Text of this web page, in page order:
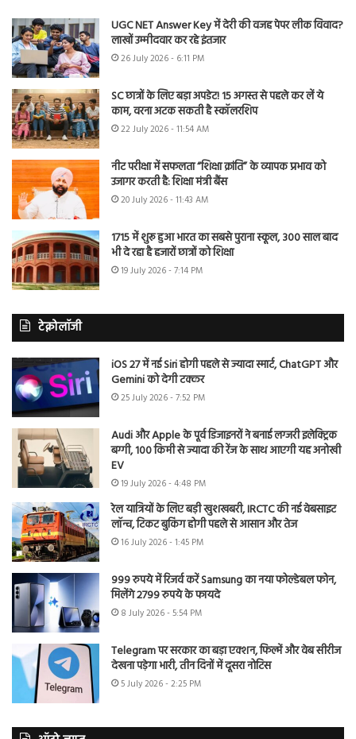
UGC NET Answer Key में देरी की वजह पेपर लीक विवाद?
लाखों उम्मीदवार कर रहे इंतजार
26 July 2026 - 6:11 PM
SC छात्रों के लिए बड़ा अपडेट! 15 अगस्त से पहले कर लें ये
काम, वरना अटक सकती है स्कॉलरशिप
22 July 2026 - 11:54 AM
नीट परीक्षा में सफलता “शिक्षा क्रांति” के व्यापक प्रभाव को
उजागर करती है: शिक्षा मंत्री बैंस
20 July 2026 - 11:43 AM
1715 में शुरू हुआ भारत का सबसे पुराना स्कूल, 300 साल बाद
भी दे रहा है हजारों छात्रों को शिक्षा
19 July 2026 - 7:14 PM
टेक्नोलॉजी
iOS 27 में नई Siri होगी पहले से ज्यादा स्मार्ट, ChatGPT और
Gemini को देगी टक्कर
25 July 2026 - 7:52 PM
Audi और Apple के पूर्व डिजाइनरों ने बनाई लग्जरी इलेक्ट्रिक
बग्गी, 100 किमी से ज्यादा की रेंज के साथ आएगी यह अनोखी
EV
19 July 2026 - 4:48 PM
रेल यात्रियों के लिए बड़ी खुशखबरी, IRCTC की नई वेबसाइट
लॉन्च, टिकट बुकिंग होगी पहले से आसान और तेज
16 July 2026 - 1:45 PM
999 रुपये में रिजर्व करें Samsung का नया फोल्डेबल फोन,
मिलेंगे 2799 रुपये के फायदे
8 July 2026 - 5:54 PM
Telegram पर सरकार का बड़ा एक्शन, फिल्में और वेब सीरीज
देखना पड़ेगा भारी, तीन दिनों में दूसरा नोटिस
5 July 2026 - 2:25 PM